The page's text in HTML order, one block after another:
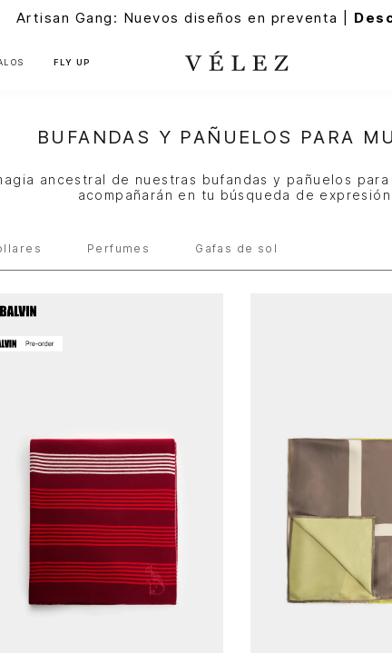
Artisan Gang: Nuevos diseños en preventa |
FLY UP
BUFANDAS Y PAÑUELOS PARA
ancestral de nuestras bufandas y pañuelos
acompañarán en tu búsqueda de expresión.
Perfumes Gafas de sol